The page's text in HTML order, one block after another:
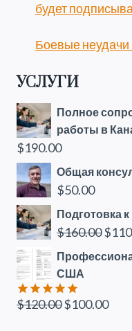
будет
Боевые неудачи
УСЛУГИ
Полное
работы в
$190.00
Общая
$50.00
Подготовка
$160.00
цена
$
США
Оценка
$120.00$100.00